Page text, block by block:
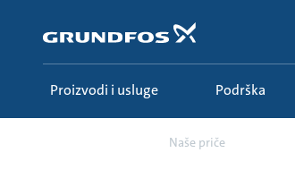
Proizvodi i usluge Podrška
Naše priče